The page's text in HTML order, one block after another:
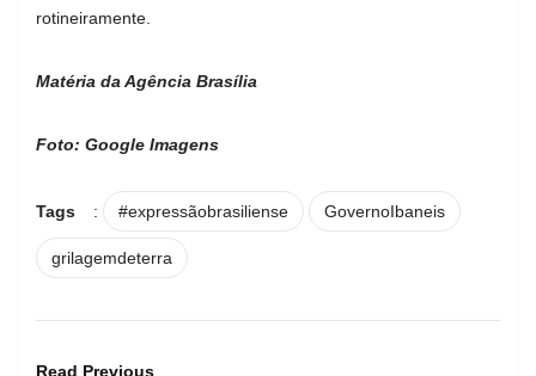
rotineiramente.
Matéria da Agência Brasília
Foto: Google Imagens
Tags : #expressãobrasiliense GovernoIbaneis
grilagemdeterra
Read Previous